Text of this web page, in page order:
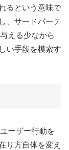
るという意味で
、サードパーテ
える少なから
い手段を模索す
ーザー行動を
り方自体を変え